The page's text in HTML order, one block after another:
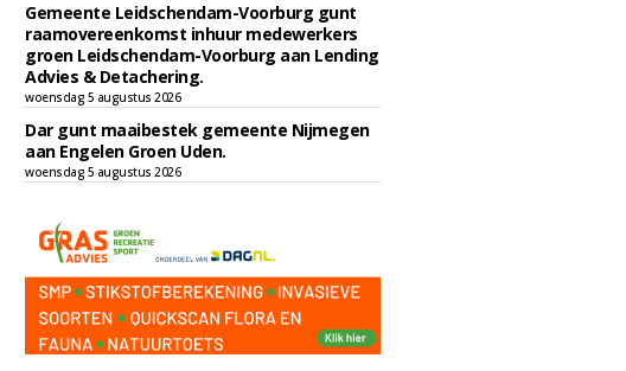
Gemeente Leidschendam-Voorburg gunt
raamovereenkomst inhuur medewerkers
groen Leidschendam-Voorburg aan Lending
Advies & Detachering.
woensdag 5 augustus 2026
Dar gunt maaibestek gemeente Nijmegen
aan Engelen Groen Uden.
woensdag 5 augustus 2026